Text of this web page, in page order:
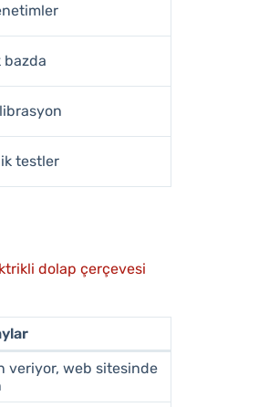
bazda
testler
dolap çerçevesi
veriyor, web sitesinde